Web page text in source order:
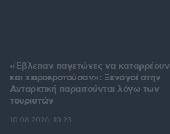
«Έβλεπαν παγετώνες να καταρρέουν
και χειροκροτούσαν»: Ξεναγοί στην
Ανταρκτική παραιτούνται λόγω των
τουριστών
10.08.2026, 10:23